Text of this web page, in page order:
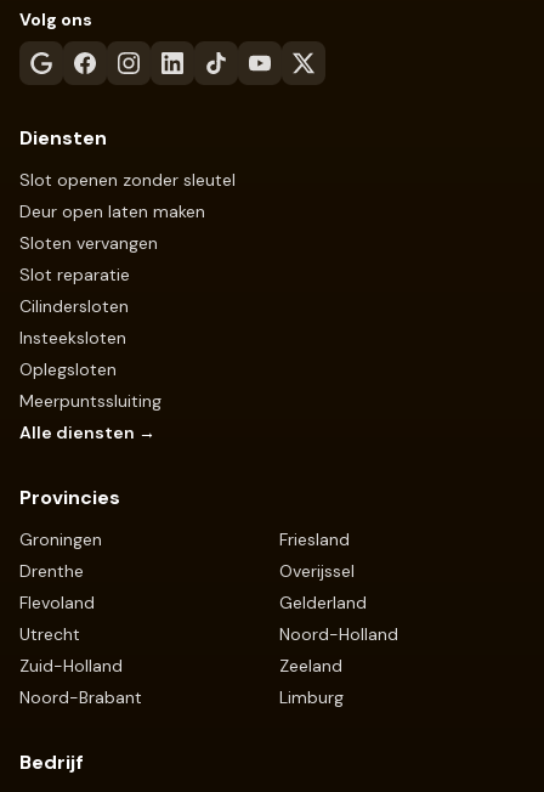
Volg ons
Diensten
Slot openen zonder sleutel
Deur open laten maken
Sloten vervangen
Slot reparatie
Cilindersloten
Insteeksloten
Oplegsloten
Meerpuntssluiting
Alle diensten →
Provincies
Groningen
Friesland
Drenthe
Overijssel
Flevoland
Gelderland
Utrecht
Noord-Holland
Zuid-Holland
Zeeland
Noord-Brabant
Limburg
Bedrijf